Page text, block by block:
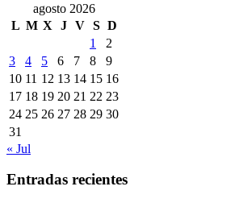
agosto 2026
L M X J V S D
1
2
3
4 5 6 7 8
9
10 11 12 13 14 15 16
17 18 19 20 21 22 23
24 25 26 27 28 29 30
31
« Jul
Entradas recientes